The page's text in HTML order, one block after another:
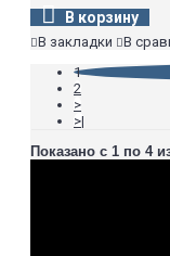
В корзину
В закладки
В
1
2
>
>|
Показано с 1 по 4